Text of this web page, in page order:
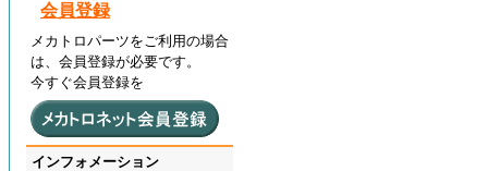
会員登録
メカトロパーツをご利用の場合
は、会員登録が必要です。
今すぐ会員登録を
インフォメーション